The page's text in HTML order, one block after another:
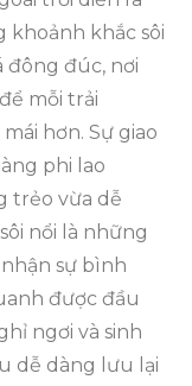
khoảnh khắc sôi
đông đúc, nơi
mỗi trải
hơn. Sự giao
phi lao
trẻo vừa dễ
nổi là những
sự bình
được đầu
ngơi và sinh
dễ dàng lưu lại